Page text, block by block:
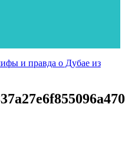
и правда о Дубае из